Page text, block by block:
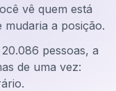
vê quem está
a posição.
pessoas, a
de uma vez: